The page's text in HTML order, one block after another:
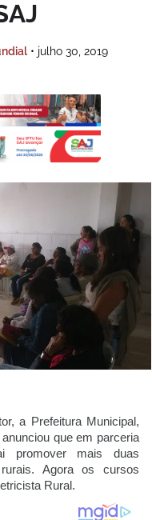
• julho 30, 2019
a Prefeitura Municipal,
que em parceria
promover mais duas
Agora os cursos
Rural.